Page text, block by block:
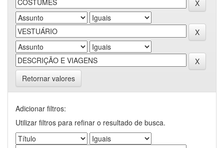
Retornar valores
Adicionar filtros:
Utilizar filtros para refinar o resultado de busca.